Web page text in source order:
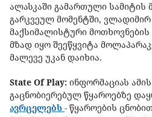
ალასკაში გამართული სამიტის
გარკვეულ მომენტში, ვლადიმირ
მაქსიმალისტური
მზად იყო შეეწყვიტა
მალევე უკან დაიხია.
State Of Play: ინფორმაციას
გაცნობიერებულ წყაროებზე
ავრცელებს - წყაროების